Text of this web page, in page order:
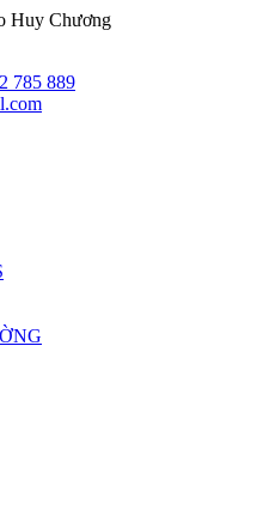
Huy Chương
785 889